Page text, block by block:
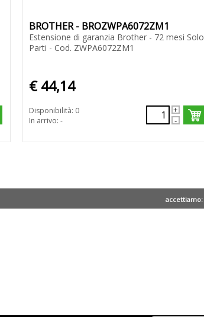
BROTHER - BROZWPA6072ZM1
Estensione di garanzia Brother - 72 mesi Solo
Parti - Cod. ZWPA6072ZM1
€ 44,14
Disponibilità: 0
In arrivo: -
accettiamo: